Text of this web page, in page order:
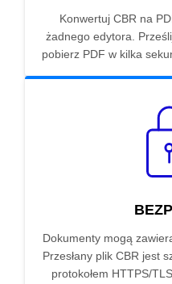
Konwertuj CBR na
żadnego edytora.
pobierz PDF w kilka
Dokumenty mogą
Przesłany plik CBR jest
protokołem HTTPS/